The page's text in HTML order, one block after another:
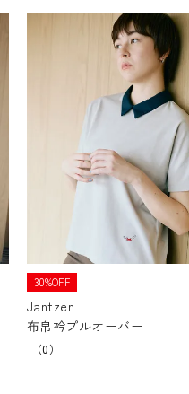
30%OFF
Jantzen
布帛衿プルオーバー
（0）